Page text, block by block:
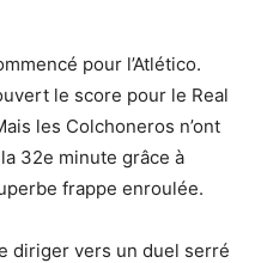
pour l’Atlético.
le score pour le Real
les Colchoneros n’ont
32e minute grâce à
frappe enroulée.
diriger vers un duel serré